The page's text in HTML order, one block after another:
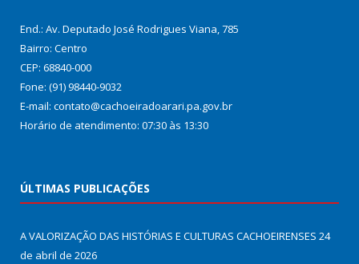
End.: Av. Deputado José Rodrigues Viana, 785
Bairro: Centro
CEP: 68840-000
Fone: (91) 98440-9032
E-mail: contato@cachoeiradoarari.pa.gov.br
Horário de atendimento: 07:30 às 13:30
ÚLTIMAS PUBLICAÇÕES
A VALORIZAÇÃO DAS HISTÓRIAS E CULTURAS CACHOEIRENSES 24
de abril de 2026